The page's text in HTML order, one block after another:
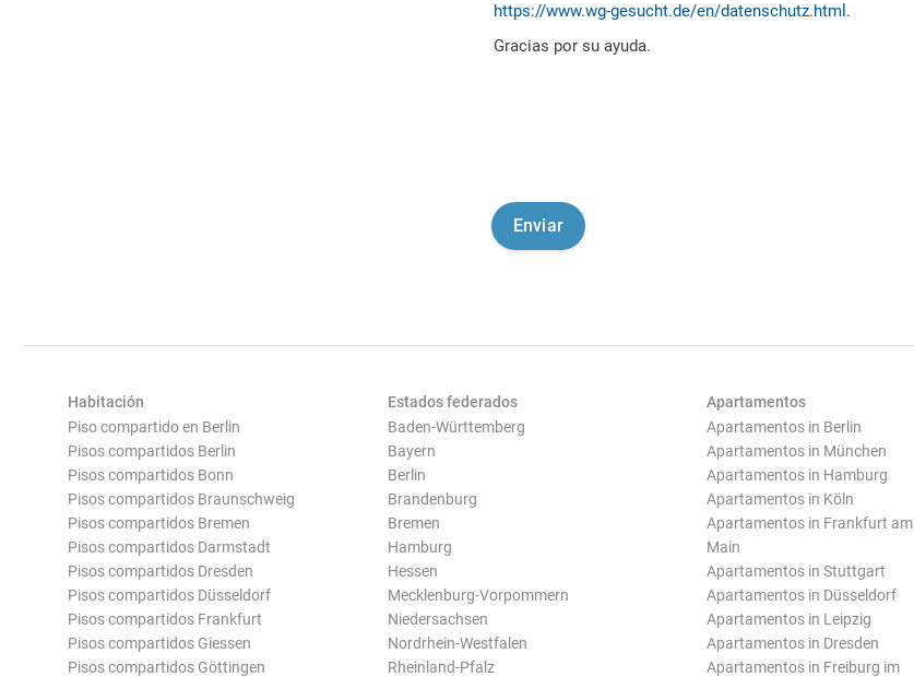
https://www.wg-gesucht.de/en/datenschutz.html .
Gracias por su ayuda.
Habitación
Piso compartido en Berlin
Pisos compartidos Berlin
Pisos compartidos Bonn
Pisos compartidos Braunschweig
Pisos compartidos Bremen
Pisos compartidos Darmstadt
Pisos compartidos Dresden
Pisos compartidos Düsseldorf
Pisos compartidos Frankfurt
Pisos compartidos Giessen
Pisos compartidos Göttingen
Estados federados
Baden-Württemberg
Bayern
Berlin
Brandenburg
Bremen
Hamburg
Hessen
Mecklenburg-Vorpommern
Niedersachsen
Nordrhein-Westfalen
Rheinland-Pfalz
Apartamentos
Apartamentos in Berlin
Apartamentos in München
Apartamentos in Hamburg
Apartamentos in Köln
Apartamentos in Frankfurt am
Main
Apartamentos in Stuttgart
Apartamentos in Düsseldorf
Apartamentos in Leipzig
Apartamentos in Dresden
Apartamentos in Freiburg im